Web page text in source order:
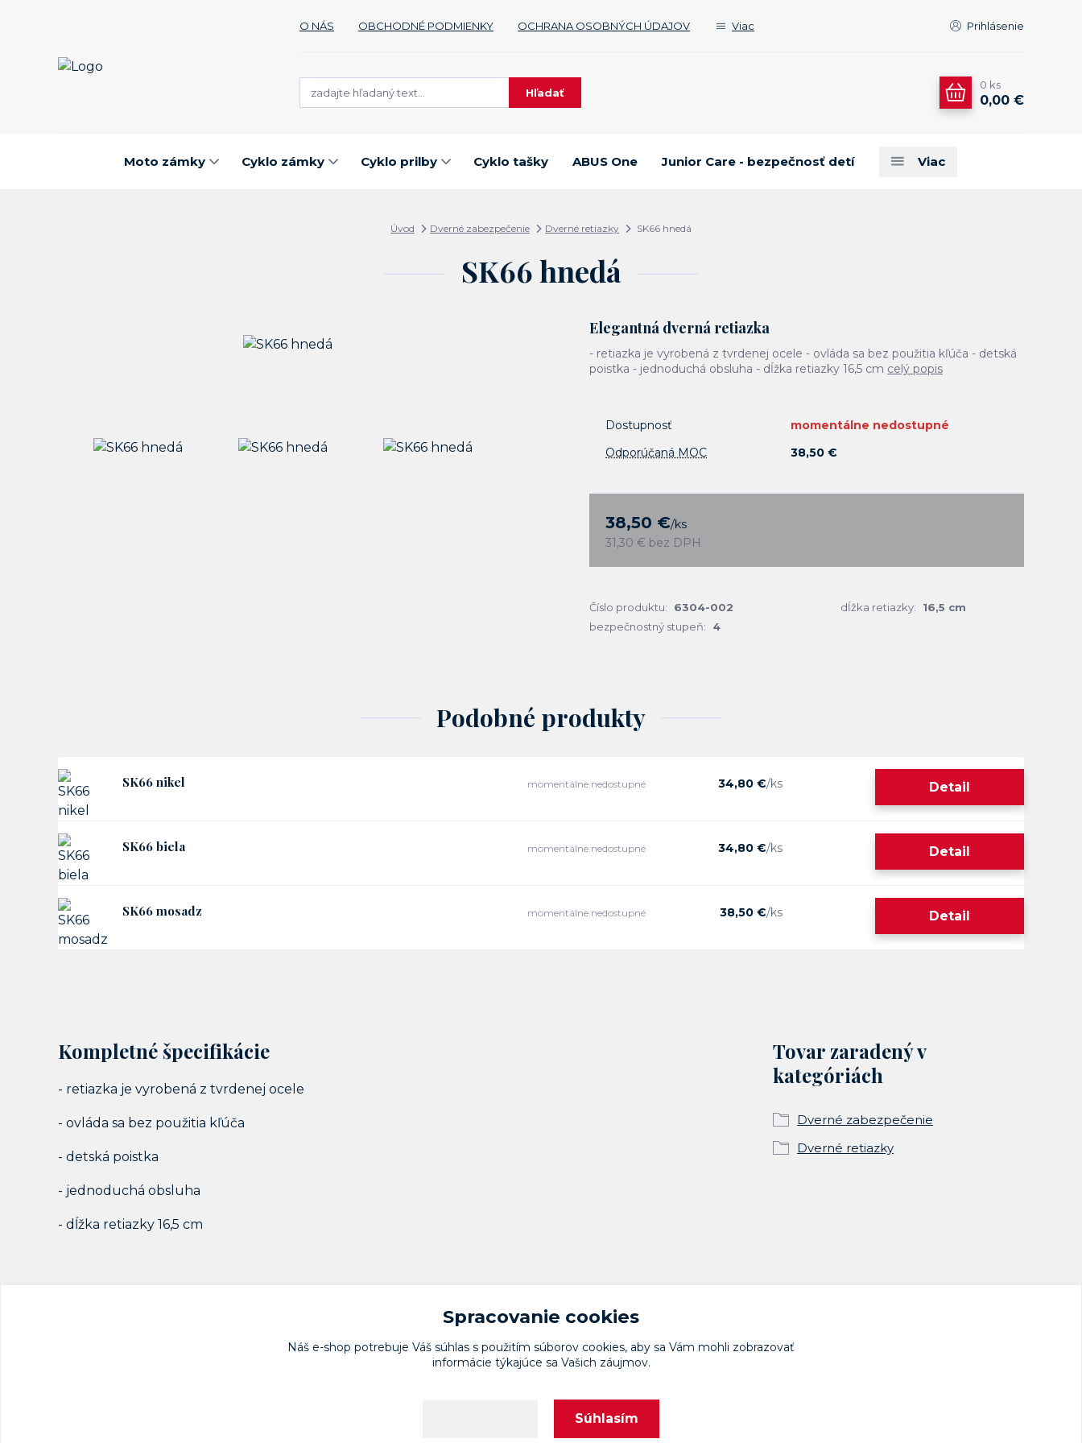
O NÁS OBCHODNÉ PODMIENKY OCHRANA OSOBNÝCH ÚDAJOV Viac Prihlásenie
Hľadať
0 ks
0,00 €
Moto zámky Cyklo zámky Cyklo prilby Cyklo tašky ABUS One Junior Care - bezpečnosť detí Viac
Úvod Dverné zabezpečenie Dverné retiazky SK66 hnedá
SK66 hnedá
Elegantná dverná retiazka
- retiazka je vyrobená z tvrdenej ocele - ovláda sa bez použitia kľúča - detská
poistka - jednoduchá obsluha - dĺžka retiazky 16,5 cm celý popis
Dostupnosť
momentálne nedostupné
Odporúčaná MOC
38,50 €
38,50 €/ks
31,30 € bez DPH
Číslo produktu: 6304-002 dĺžka retiazky:
16,5 cm
bezpečnostný stupeň:
4
Podobné produkty
SK66 nikel 34,80 €/ks
momentálne nedostupné Detail
SK66 biela 34,80 €/ks
momentálne nedostupné Detail
SK66 mosadz 38,50 €/ks
momentálne nedostupné Detail
Kompletné špecifikácie
- retiazka je vyrobená z tvrdenej ocele
- ovláda sa bez použitia kľúča
- detská poistka
- jednoduchá obsluha
- dĺžka retiazky 16,5 cm
Tovar zaradený v
kategóriách
Dverné zabezpečenie
Dverné retiazky
Spracovanie cookies
Náš e-shop potrebuje Váš súhlas s použitím súborov cookies, aby sa Vám mohli zobrazovať
informácie týkajúce sa Vašich záujmov.
Súhlasím